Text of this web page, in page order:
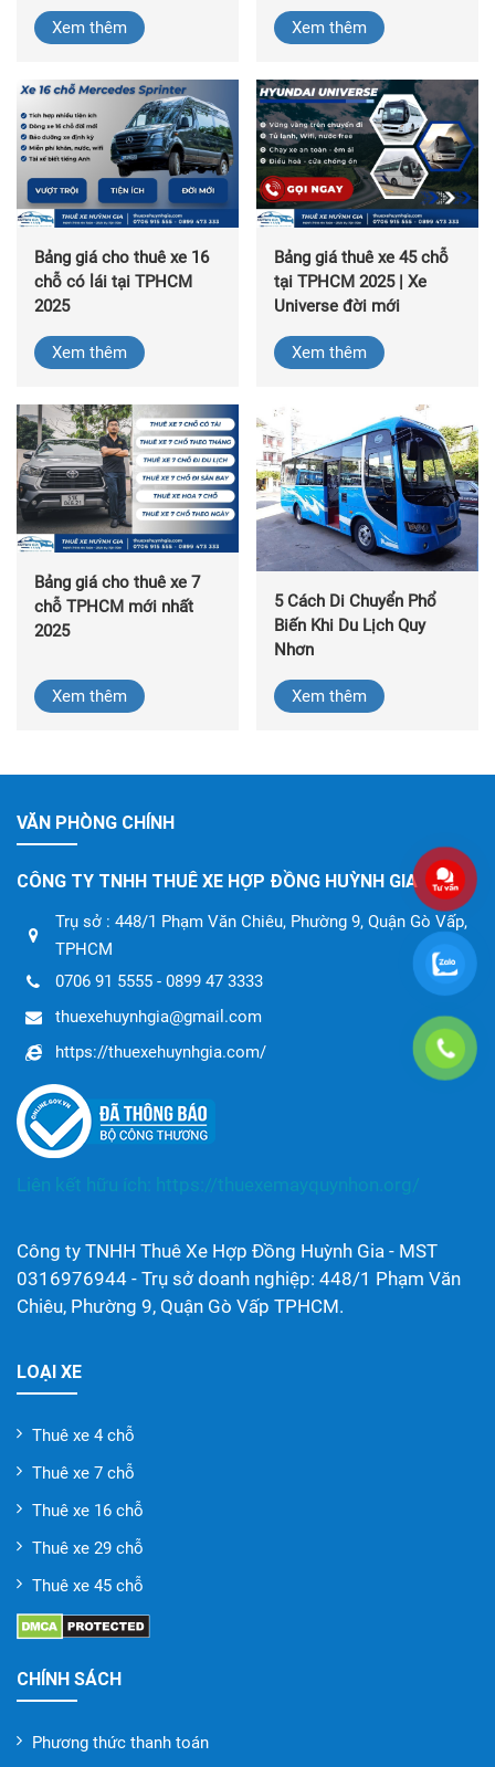
Xem thêm Xem thêm
Bảng giá cho thuê xe 16
chỗ có lái tại TPHCM
2025
Xem thêm
Bảng giá thuê xe 45 chỗ
tại TPHCM 2025 | Xe
Universe đời mới
Xem thêm
Bảng giá cho thuê xe 7
chỗ TPHCM mới nhất
2025
Xem thêm
5 Cách Di Chuyển Phổ
Biến Khi Du Lịch Quy
Nhơn
Xem thêm
VĂN PHÒNG CHÍNH
CÔNG TY TNHH THUÊ XE HỢP ĐỒNG HUỲNH GIA
Trụ sở : 448/1 Phạm Văn Chiêu, Phường 9, Quận Gò Vấp,
TPHCM
0706 91 5555 - 0899 47 3333
thuexehuynhgia@gmail.com
https://thuexehuynhgia.com/
Liên kết hữu ích: https://thuexemayquynhon.org/
Công ty TNHH Thuê Xe Hợp Đồng Huỳnh Gia - MST
0316976944 - Trụ sở doanh nghiệp: 448/1 Phạm Văn
Chiêu, Phường 9, Quận Gò Vấp TPHCM.
LOẠI XE
Thuê xe 4 chỗ
Thuê xe 7 chỗ
Thuê xe 16 chỗ
Thuê xe 29 chỗ
Thuê xe 45 chỗ
CHÍNH SÁCH
Phương thức thanh toán